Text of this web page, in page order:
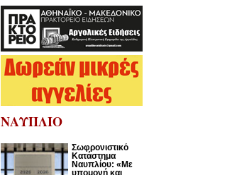
ΝΑΥΠΛΙΟ
Σωφρονιστικό
Κατάστημα
Ναυπλίου: «Με
υπομονή και